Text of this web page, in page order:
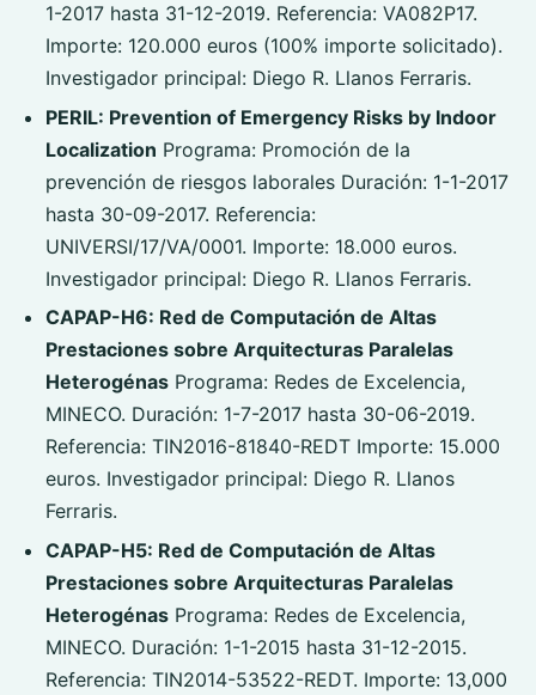
1-2017 hasta 31-12-2019. Referencia: VA082P17.
Importe: 120.000 euros (100% importe solicitado).
Investigador principal: Diego R. Llanos Ferraris.
PERIL: Prevention of Emergency Risks by Indoor
Localization Programa: Promoción de la
prevención de riesgos laborales Duración: 1-1-2017
hasta 30-09-2017. Referencia:
UNIVERSI/17/VA/0001. Importe: 18.000 euros.
Investigador principal: Diego R. Llanos Ferraris.
CAPAP-H6: Red de Computación de Altas
Prestaciones sobre Arquitecturas Paralelas
Heterogénas Programa: Redes de Excelencia,
MINECO. Duración: 1-7-2017 hasta 30-06-2019.
Referencia: TIN2016-81840-REDT Importe: 15.000
euros. Investigador principal: Diego R. Llanos
Ferraris.
CAPAP-H5: Red de Computación de Altas
Prestaciones sobre Arquitecturas Paralelas
Heterogénas Programa: Redes de Excelencia,
MINECO. Duración: 1-1-2015 hasta 31-12-2015.
Referencia: TIN2014-53522-REDT. Importe: 13,000